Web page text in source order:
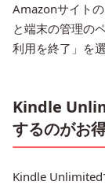
Amazonサイト
と端末の管理の
利用を終了」を
Kindle
するのがお
Kindle Unlimited